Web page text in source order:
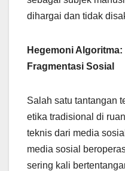
dihargai dan tidak
Hegemoni
Fragmentasi Sosial
Salah satu tantangan
etika tradisional di
teknis dari media
media sosial
sering kali